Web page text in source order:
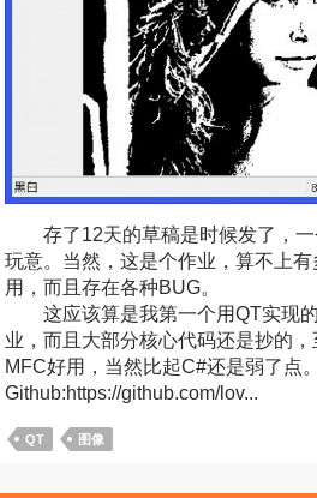
存了12天的草稿是时候发了，一
玩意。当然，这是个作业，算不上
用，而且存在各种BUG。
这应该算是我第一个用QT实现的
业，而且大部分核心代码还是抄的
MFC好用，当然比起C#还是弱了点。
Github:https://github.com/lov...
QT 图像